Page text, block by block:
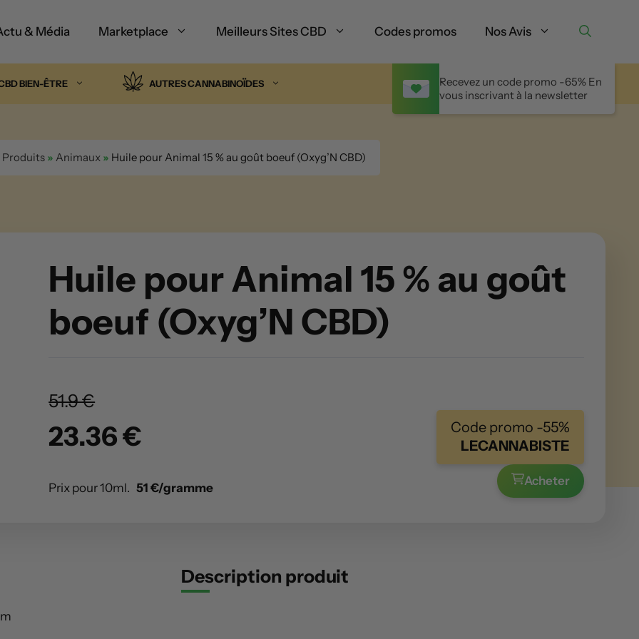
& Média Marketplace Meilleurs Sites CBD Codes promos Nos Avis
Recevez un code promo -65% En
vous inscrivant à la newsletter
BIEN-ÊTRE AUTRES CANNABINOÏDES
Produits» Animaux» Huile pour Animal 15 % au goût boeuf (Oxyg’N CBD)
Huile pour Animal 15 % au goût
boeuf (Oxyg’N CBD)
51.9 €
23.36 €
Prix pour 10ml.51 €/gramme
Code promo -55%
LECANNABISTE
Acheter
Description produit